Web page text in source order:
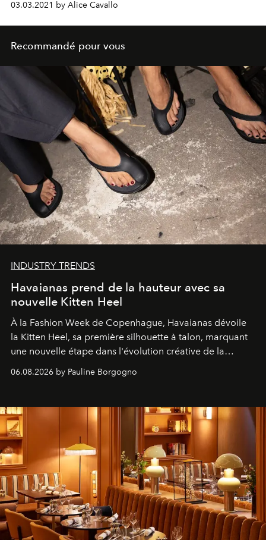
03.03.2021 by Alice Cavallo
Recommandé pour vous
INDUSTRY TRENDS
Havaianas prend de la hauteur avec sa
nouvelle Kitten Heel
À la Fashion Week de Copenhague, Havaianas dévoile
la Kitten Heel, sa première silhouette à talon, marquant
une nouvelle étape dans l'évolution créative de la
06.08.2026 by Pauline Borgogno